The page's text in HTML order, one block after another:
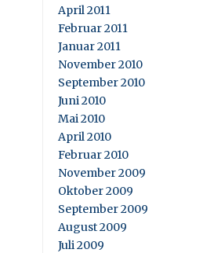
April 2011
Februar 2011
Januar 2011
November 2010
September 2010
Juni 2010
Mai 2010
April 2010
Februar 2010
November 2009
Oktober 2009
September 2009
August 2009
Juli 2009